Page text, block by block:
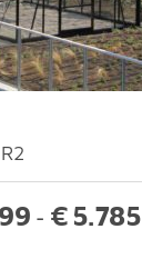
- € 5.785